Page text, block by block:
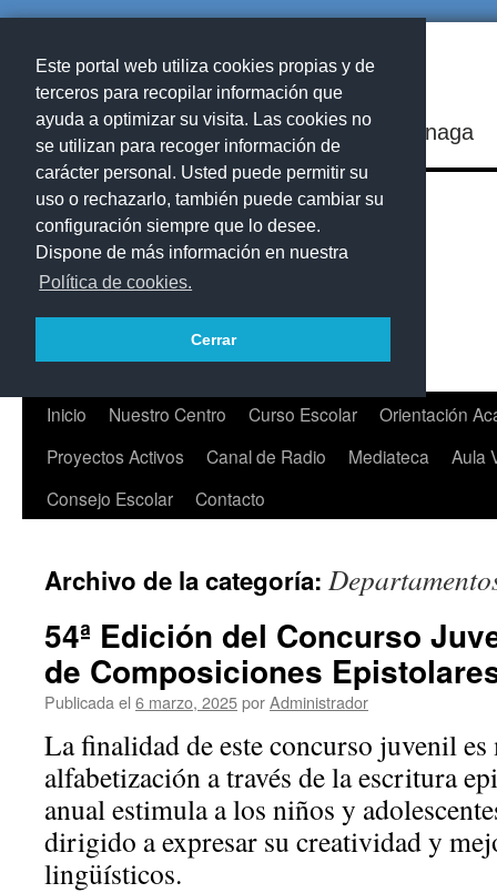
Este portal web utiliza cookies propias y de
terceros para recopilar información que
ayuda a optimizar su visita. Las cookies no
se utilizan para recoger información de
carácter personal. Usted puede permitir su
uso o rechazarlo, también puede cambiar su
configuración siempre que lo desee.
Dispone de más información en nuestra
Política de cookies.
Cerrar
IES Playa de Arinaga
Saltar
contenido
Inicio Nuestro Centro Curso Escolar
Orientación
Proyectos Activos
Canal de Radio Mediateca
Aula
Consejo Escolar
Contacto
Archivo de la categoría:
54ª Edición del Concurso
de Composiciones
Publicada el 6 marzo, 2025porAdministrador
La finalidad de este concurso juvenil
alfabetización a través de la escritura
anual estimula a los niños y
dirigido a expresar su creatividad y
lingüísticos.